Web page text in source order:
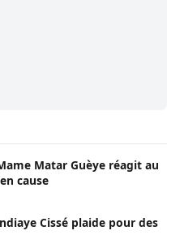
Matar Guèye réagit au
cause
Cissé plaide pour des